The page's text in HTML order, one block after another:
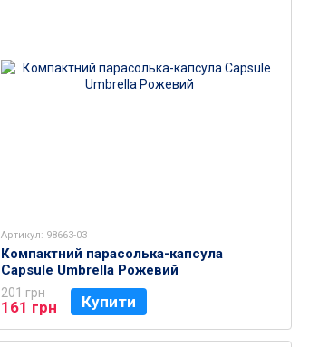
Артикул: 98663-03
Компактний парасолька-капсула
Capsule Umbrella Рожевий
201 грн
161 грн Купити